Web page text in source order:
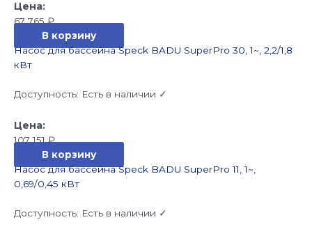
67 765₽
В корзину
Насос для бассейна Speck BADU SuperPro 30, 1~, 2,2/1,8
кВт
Доступность: Есть в наличии ✓
107 151₽
В корзину
Насос для бассейна Speck BADU SuperPro 11, 1~,
0,69/0,45 кВт
Доступность: Есть в наличии ✓